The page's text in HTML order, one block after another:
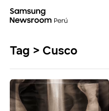
Tag > Cusco